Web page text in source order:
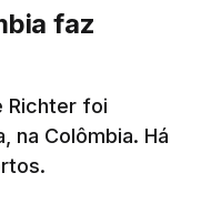
faz
Richter foi
na Colômbia. Há